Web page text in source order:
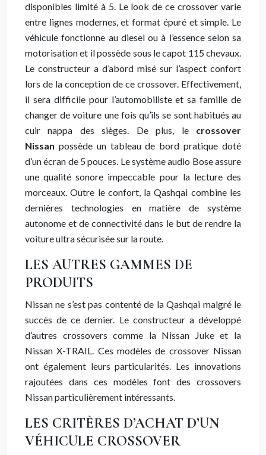
disponibles limité à 5. Le look de ce crossover varie
entre lignes modernes, et format épuré et simple. Le
véhicule fonctionne au diesel ou à l’essence selon sa
motorisation et il possède sous le capot 115 chevaux.
Le constructeur a d’abord misé sur l’aspect confort
lors de la conception de ce crossover. Effectivement,
il sera difficile pour l’automobiliste et sa famille de
changer de voiture une fois qu’ils se sont habitués au
cuir nappa des sièges. De plus, le crossover
Nissan possède un tableau de bord pratique doté
d’un écran de 5 pouces. Le système audio Bose assure
une qualité sonore impeccable pour la lecture des
morceaux. Outre le confort, la Qashqai combine les
dernières technologies en matière de système
autonome et de connectivité dans le but de rendre la
voiture ultra sécurisée sur la route.
LES AUTRES GAMMES DE
PRODUITS
Nissan ne s’est pas contenté de la Qashqai malgré le
succès de ce dernier. Le constructeur a développé
d’autres crossovers comme la Nissan Juke et la
Nissan X-TRAIL. Ces modèles de crossover Nissan
ont également leurs particularités. Les innovations
rajoutées dans ces modèles font des crossovers
Nissan particulièrement intéressants.
LES CRITÈRES D’ACHAT D’UN
VÉHICULE CROSSOVER